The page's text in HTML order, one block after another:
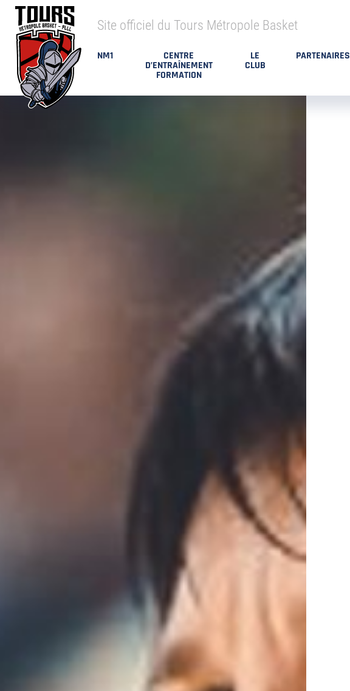
Site officiel du Tours Métropole Basket
NM1 CENTRE
D’ENTRAÎNEMENT
FORMATION
LE
CLUB
PARTENAIRES